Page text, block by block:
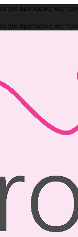
για προτάσεις και
για προτάσεις και